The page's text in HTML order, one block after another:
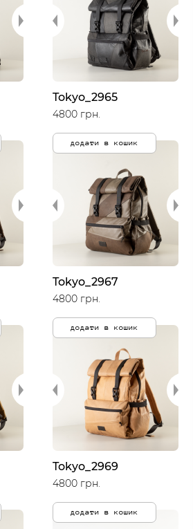
Tokyo_2965
4800 грн.
додати в кошик
Tokyo_2967
4800 грн.
додати в кошик
Tokyo_2969
4800 грн.
додати в кошик